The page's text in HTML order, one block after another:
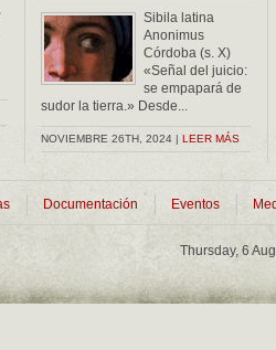
Sibila latina
Anonimus
Córdoba (s. X)
«Señal del juicio:
se empapará de
sudor la tierra.» Desde...
NOVIEMBRE 26TH, 2024 | LEER MÁS
Documentación Eventos
Thursday, 6